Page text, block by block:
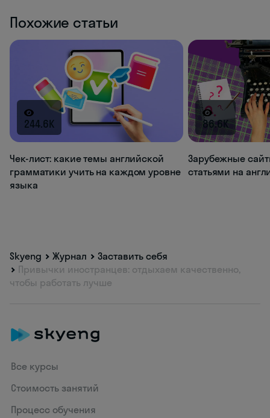
Похожие статьи
244.6K
Чек-лист: какие темы английской
грамматики учить на каждом уровне
языка
86.6K
Зарубежные
статьями на
Skyeng Журнал
Заставить себя
Привычки иностранцев: отдыхаем качественно,
чтобы работать лучше
Все курсы
Стоимость занятий
Процесс обучения